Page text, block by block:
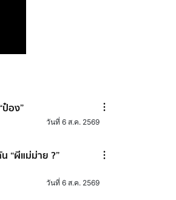
อง”
วันที่ 6 ส.ค. 2569
“ผีแม่ม่าย ?”
วันที่ 6 ส.ค. 2569